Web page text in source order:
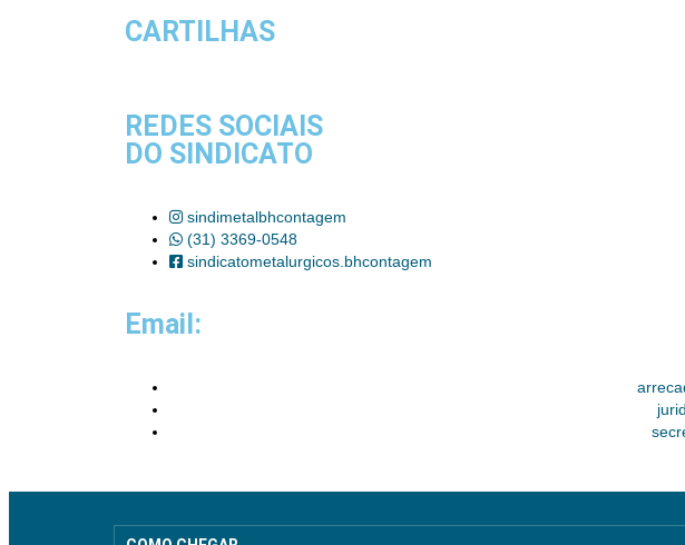
CARTILHAS
REDES SOCIAIS
DO SINDICATO
sindimetalbhcontagem
(31) 3369-0548
sindicatometalurgicos.bhcontagem
Email: